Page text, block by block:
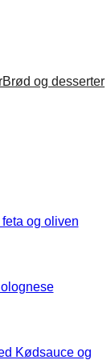
Brød og desserter
og oliven
Kødsauce og